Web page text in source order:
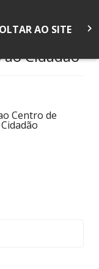
AO SITE keyboard_arrow_right
Cidadão
Centro de